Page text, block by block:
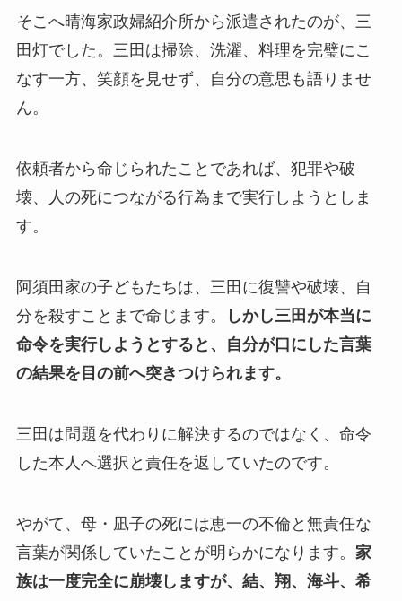
そこへ晴海家政婦紹介所から派遣されたのが、三
田灯でした。三田は掃除、洗濯、料理を完璧にこ
なす一方、笑顔を見せず、自分の意思も語りませ
ん。
依頼者から命じられたことであれば、犯罪や破
壊、人の死につながる行為まで実行しようとしま
す。
阿須田家の子どもたちは、三田に復讐や破壊、自
分を殺すことまで命じます。
しかし三田が本当に
命令を実行しようとすると、自分が口にした言葉
の結果を目の前へ突きつけられます。
三田は問題を代わりに解決するのではなく、命令
した本人へ選択と責任を返していたのです。
やがて、母・凪子の死には恵一の不倫と無責任な
言葉が関係していたことが明らかになります。 家
族は一度完全に崩壊しますが、結、翔、海斗、希